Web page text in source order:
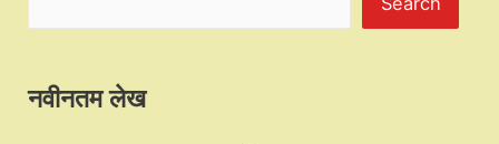
नवीनतम लेख